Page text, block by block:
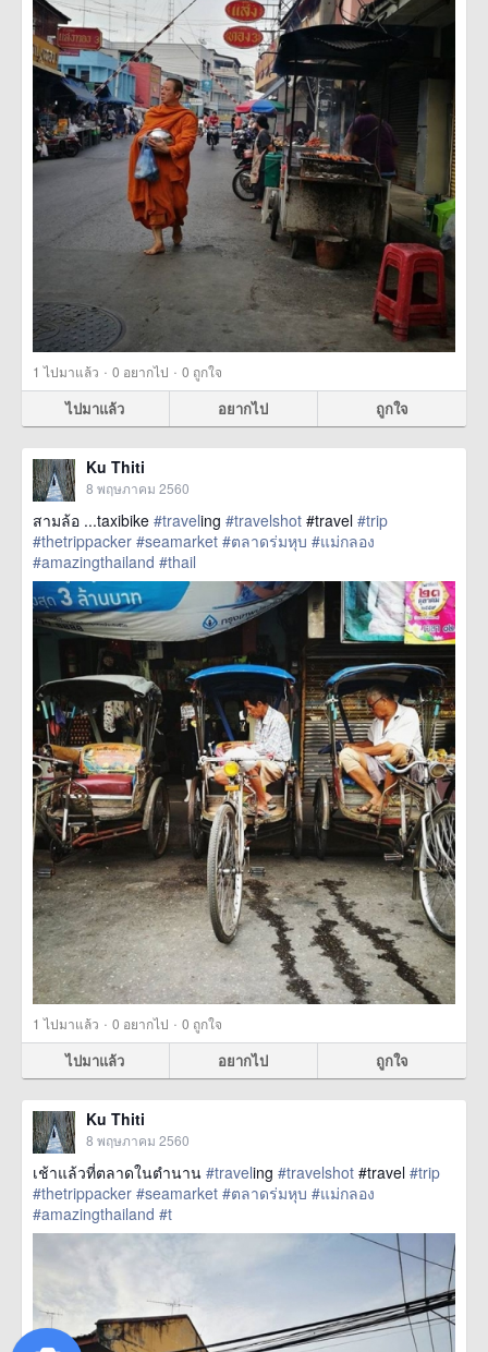
1 ไปมาแล้ว · 0 อยากไป · 0 ถูกใจ
ไปมาแล้ว อยากไป ถูกใจ
Ku Thiti
8 พฤษภาคม 2560
สามล้อ ...taxibike #traveling #travelshot #travel #trip
#thetrippacker #seamarket #ตลาดร่มหุบ #แม่กลอง
#amazingthailand #thail
href=https://m.thetrippacker.com/th/image/location/204709>
more
1 ไปมาแล้ว · 0 อยากไป · 0 ถูกใจ
ไปมาแล้ว อยากไป ถูกใจ
Ku Thiti
8 พฤษภาคม 2560
เช้าแล้วที่ตลาดในตำนาน #traveling #travelshot #travel #trip
#thetrippacker #seamarket #ตลาดร่มหุบ #แม่กลอง
#amazingthailand #t
href=https://m.thetrippacker.com/th/image/location/204708>